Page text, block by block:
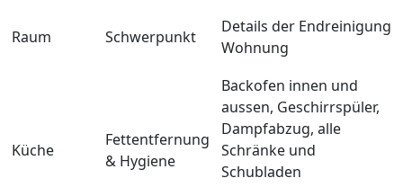
Raum Schwerpunkt
Details der Endreinigung
Wohnung
Küche
Fettentfernung
& Hygiene
Backofen innen und
aussen, Geschirrspüler,
Dampfabzug, alle
Schränke und
Schubladen